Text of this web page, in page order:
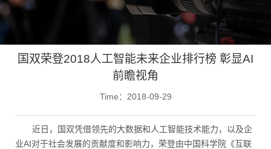
国双荣登2018人工智能未来企业排行榜 彰显AI
前瞻视角
Time：2018-09-29
近日，国双凭借领先的大数据和人工智能技术能力，以及企
业AI对于社会发展的贡献度和影响力，荣登由中国科学院《互联